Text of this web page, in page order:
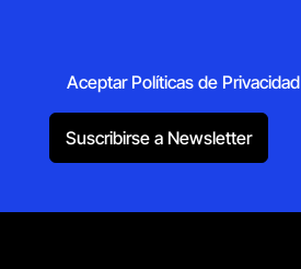
Aceptar Políticas de Privacidad
Suscribirse a Newsletter